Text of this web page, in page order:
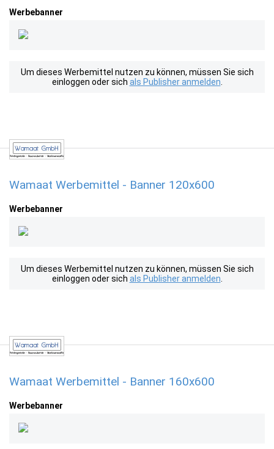
Werbebanner
Um dieses Werbemittel nutzen zu können, müssen Sie sich
einloggen oder sich als Publisher anmelden
Wamaat Werbemittel - Banner 120x600
Werbebanner
Um dieses Werbemittel nutzen zu können, müssen Sie sich
einloggen oder sich als Publisher anmelden
Wamaat Werbemittel - Banner 160x600
Werbebanner